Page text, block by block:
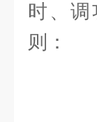
时、
则：
1